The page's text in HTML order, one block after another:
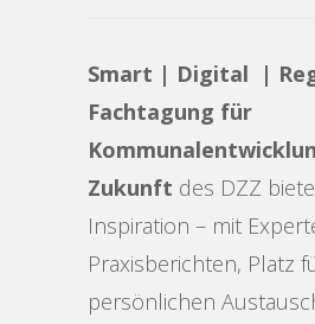
Smart | Digital |
Fachtagung für
Zukunft des DZZ
Inspiration – mit
Praxisberichten, Platz
persönlichen